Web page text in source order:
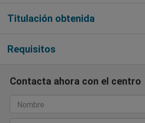
Titulación obtenida
Requisitos
Contacta ahora con el centro
Nombre